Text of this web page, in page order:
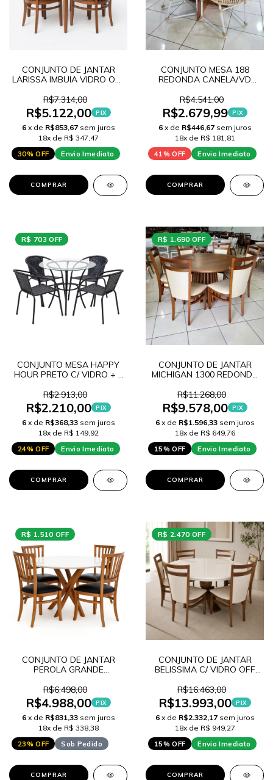
CONJUNTO DE JANTAR
LARISSA IMBUIA VIDRO OFF
LARISSA
R$7.314,00
R$5.122,00 PIX
6 x de R$853,67 sem juros
18x de R$ 347,47
30% OFF
Envio Imediato
COMPRAR
CONJUNTO MESA 188
REDONDA CANELA/VD
MARROCOS
R$4.541,00
R$2.679,99 PIX
6 x de R$446,67 sem juros
18x de R$ 181,81
41% OFF
Envio Imediato
COMPRAR
R$ 703 OFF
CONJUNTO MESA HAPPY
HOUR PRETO C/ VIDRO + 4
R$2.913,00
R$2.210,00 PIX
6 x de R$368,33 sem juros
18x de R$ 149,92
24% OFF
Envio Imediato
COMPRAR
R$ 1.690 OFF
CONJUNTO DE JANTAR
MICHIGAN 1300 REDONDA
6 CADEIRAS VITORIA 155
R$11.268,00
R$9.578,00 PIX
6 x de R$1.596,33 sem juros
18x de R$ 649,76
15% OFF
Envio Imediato
COMPRAR
R$ 1.510 OFF
CONJUNTO DE JANTAR
PEROLA GRANDE
FENDI 120 + 4 CADEIRAS
LANA IMBUIA
R$6.498,00
R$4.988,00 PIX
6 x de R$831,33 sem juros
18x de R$ 338,38
23% OFF
Sob Pedido
COMPRAR
R$ 2.470 OFF
CONJUNTO DE JANTAR
BELISSIMA C/ VIDRO OFF
VITORIA IMBUIA
R$16.463,00
R$13.993,00 PIX
6 x de R$2.332,17 sem juros
18x de R$ 949,27
15% OFF
Envio Imediato
COMPRAR